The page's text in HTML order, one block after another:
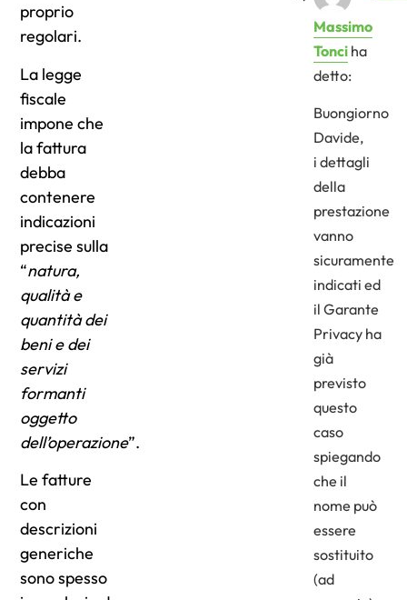
proprio
regolari.
La legge
fiscale
impone che
la fattura
debba
contenere
indicazioni
precise sulla
“natura,
qualità e
quantità dei
beni e dei
servizi
formanti
oggetto
dell’operazione”.
Le fatture
con
descrizioni
generiche
sono spesso
Massimo
Tonci ha
detto:
Buongiorno
Davide,
i dettagli
della
prestazione
vanno
sicuramente
indicati ed
il Garante
Privacy ha
già
previsto
questo
caso
spiegando
che il
nome può
essere
sostituito
(ad